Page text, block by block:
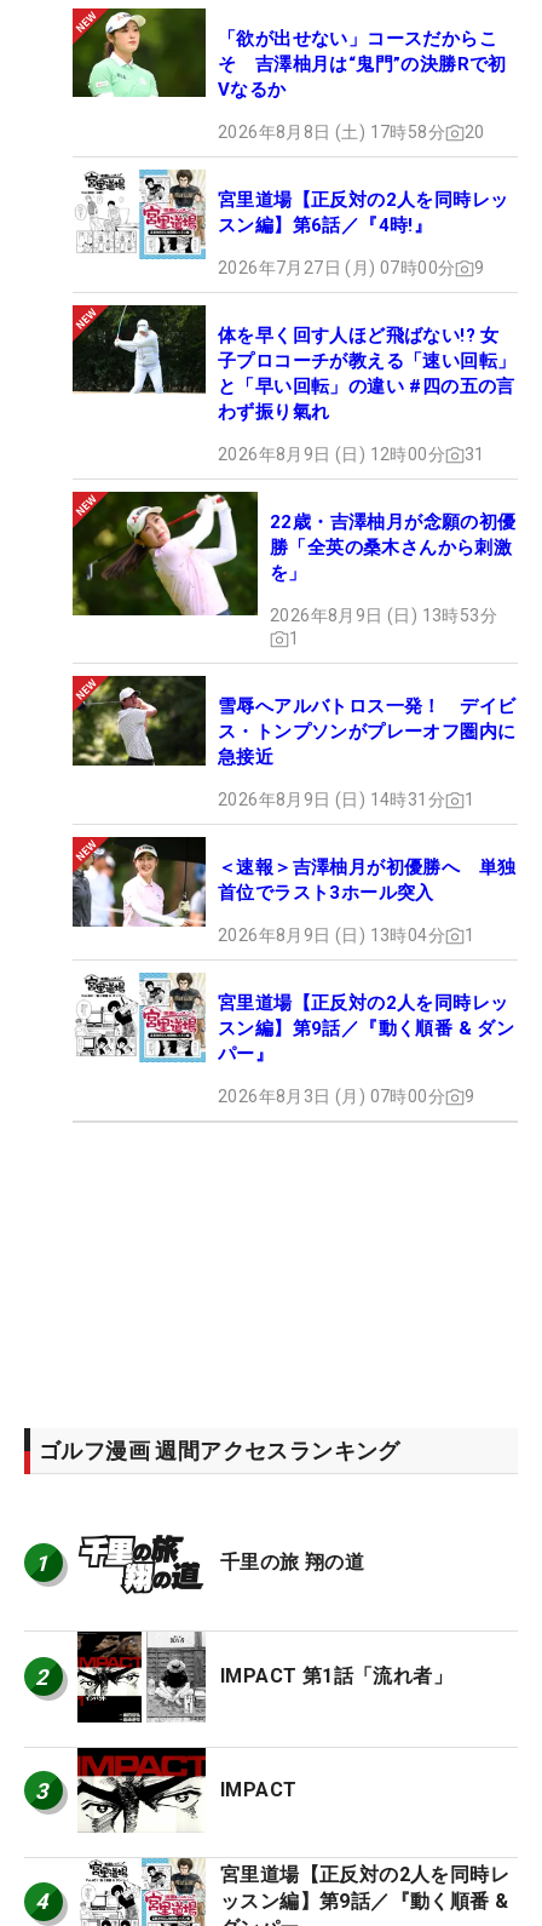
「欲が出せない」コースだからこ
そ 吉澤柚月は“鬼門”の決勝Rで初
Vなるか
2026年8月8日 (土) 17時58分 20
宮里道場【正反対の2人を同時レッ
スン編】第6話／『4時!』
2026年7月27日 (月) 07時00分 9
体を早く回す人ほど飛ばない!? 女
子プロコーチが教える「速い回転」
と「早い回転」の違い #四の五の言
わず振り氣れ
2026年8月9日 (日) 12時00分 31
22歳・吉澤柚月が念願の初優
勝「全英の桑木さんから刺激
を」
2026年8月9日 (日) 13時53分
1
雪辱へアルバトロス一発！ デイビ
ス・トンプソンがプレーオフ圏内に
急接近
2026年8月9日 (日) 14時31分 1
＜速報＞吉澤柚月が初優勝へ 単独
首位でラスト3ホール突入
2026年8月9日 (日) 13時04分 1
宮里道場【正反対の2人を同時レッ
スン編】第9話／『動く順番 & ダン
パー』
2026年8月3日 (月) 07時00分 9
ゴルフ漫画 週間アクセスランキング
1 千里の旅 翔の道
2 IMPACT 第1話「流れ者」
3 IMPACT
4
宮里道場【正反対の2人を同時レ
ッスン編】第9話／『動く順番 &